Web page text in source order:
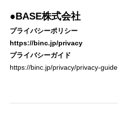
●BASE株式会社
プライバシーポリシー
https://binc.jp/privacy
プライバシーガイド
https://binc.jp/privacy/privacy-guide